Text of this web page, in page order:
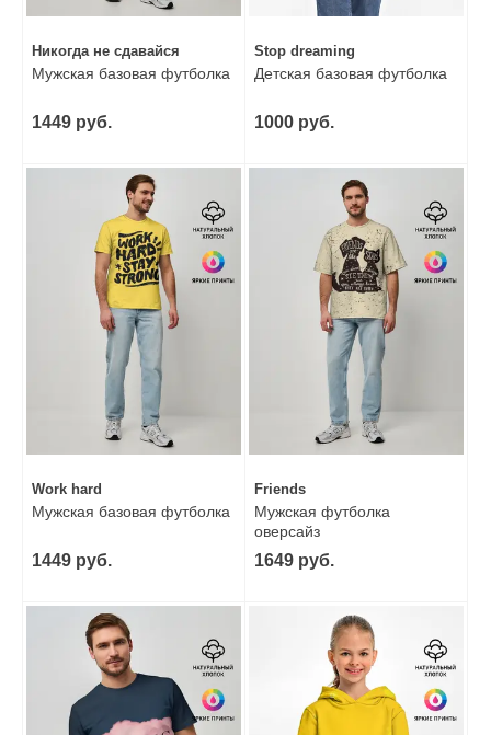
Никогда не сдавайся
Мужская базовая футболка
1449 руб.
Stop dreaming
Детская базовая футболка
1000 руб.
Work hard
Мужская базовая футболка
1449 руб.
Friends
Мужская футболка
оверсайз
1649 руб.